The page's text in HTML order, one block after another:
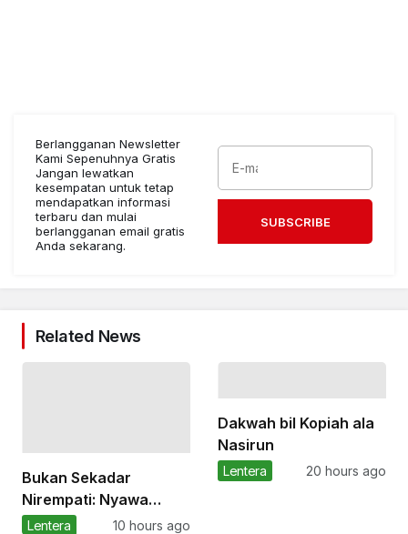
Berlangganan Newsletter
Kami Sepenuhnya Gratis
Jangan lewatkan
kesempatan untuk tetap
mendapatkan informasi
terbaru dan mulai
berlangganan email gratis
Anda sekarang.
SUBSCRIBE
Related News
Bukan Sekadar
Nirempati: Nyawa
Melayang di Tengah
Lentera 10 hours ago
Dakwah bil Kopiah ala
Nasirun
Lentera 20 hours ago